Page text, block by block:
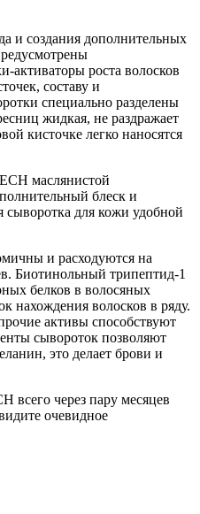
и создания дополнительных
активаторы роста волосков
составу и
специально разделены
жидкая, не раздражает
кисточке легко наносятся
маслянистой
блеск и
для кожи удобной
и расходуются на
Биотинольный трипептид-1
белков в волосяных
нахождения волосков в ряду.
активы способствуют
сывороток позволяют
это делает брови и
всего через пару месяцев
очевидное